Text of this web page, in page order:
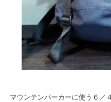
マウンテンパーカーに使う６／